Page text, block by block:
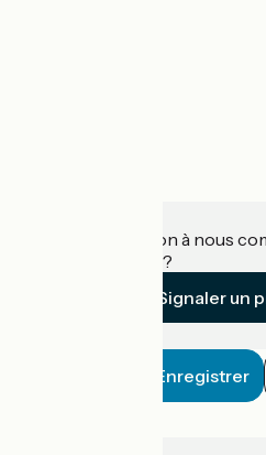
Une information à nous
établissement ?
Signaler un
Enregistrer